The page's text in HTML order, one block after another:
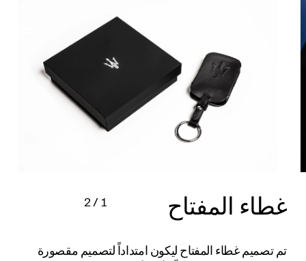
غطاء المفتاح 1
/
2
تم تصميم غطاء المفتاح ليكون امتداداً لتصميم مقصورة